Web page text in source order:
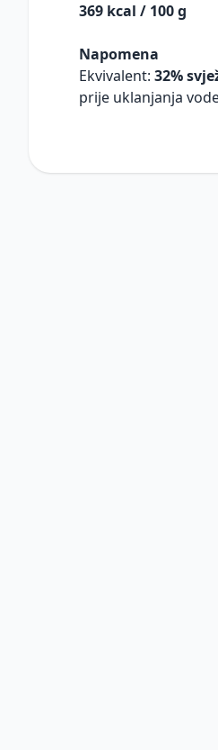
369 kcal / 100 g
Napomena
Ekvivalent: 32%
prije uklanjanja